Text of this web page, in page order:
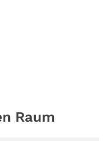
Raum